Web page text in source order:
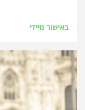
באישור מיידי